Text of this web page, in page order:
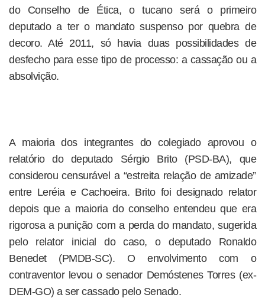
do Conselho de Ética, o tucano será o primeiro
deputado a ter o mandato suspenso por quebra de
decoro. Até 2011, só havia duas possibilidades de
desfecho para esse tipo de processo: a cassação ou a
absolvição.
A maioria dos integrantes do colegiado aprovou o
relatório do deputado Sérgio Brito (PSD-BA), que
considerou censurável a “estreita relação de amizade”
entre Leréia e Cachoeira. Brito foi designado relator
depois que a maioria do conselho entendeu que era
rigorosa a punição com a perda do mandato, sugerida
pelo relator inicial do caso, o deputado Ronaldo
Benedet (PMDB-SC). O envolvimento com o
contraventor levou o senador Demóstenes Torres (ex-
DEM-GO) a ser cassado pelo Senado.